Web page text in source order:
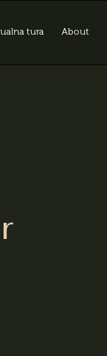
tura About